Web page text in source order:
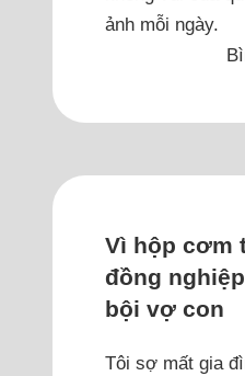
ảnh mỗi ngày.
Vì hộp cơm
đồng
bội vợ con
Tôi sợ mất gia